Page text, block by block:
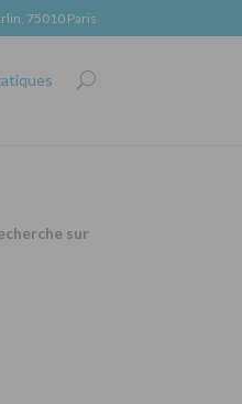
75010 Paris
sur